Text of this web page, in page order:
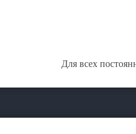
Для всех